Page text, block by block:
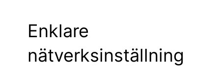
Enklare
nätverksinställning